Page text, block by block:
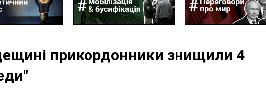
прикордонники знищили 4